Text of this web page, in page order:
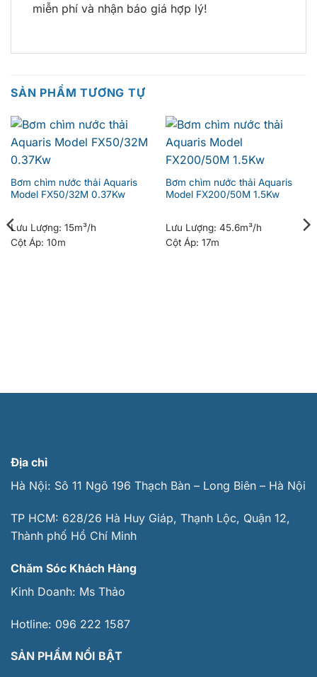
miễn phí và nhận báo giá hợp lý!
SẢN PHẨM TƯƠNG TỰ
Bơm chìm nước thải Aquaris
Model FX50/32M 0.37Kw
Lưu Lượng: 15m³/h
Cột Áp: 10m
Bơm chìm nước thải Aquaris
Model FX200/50M 1.5Kw
Lưu Lượng: 45.6m³/h
Cột Áp: 17m
Địa chỉ
Hà Nội: Sô 11 Ngõ 196 Thạch Bàn – Long Biên – Hà Nội
TP HCM: 628/26 Hà Huy Giáp, Thạnh Lộc, Quận 12,
Thành phố Hồ Chí Minh
Chăm Sóc Khách Hàng
Kinh Doanh: Ms Thảo
Hotline: 096 222 1587
SẢN PHẨM NỔI BẬT